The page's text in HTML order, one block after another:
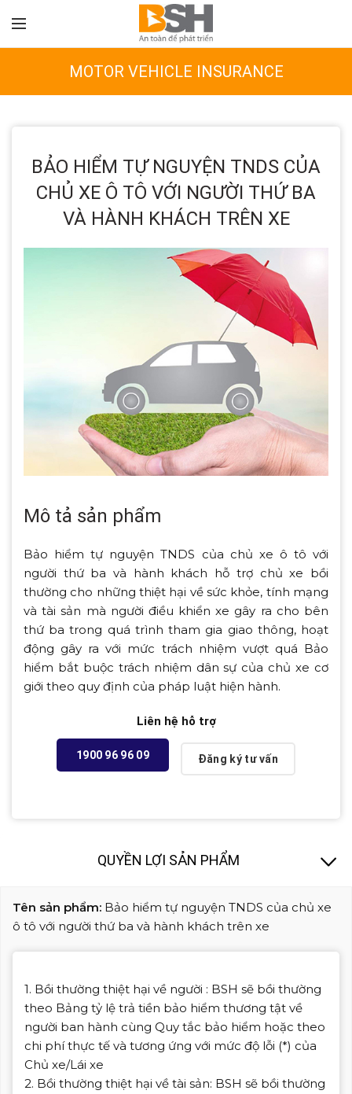
MOTOR VEHICLE INSURANCE
BẢO HIỂM TỰ NGUYỆN TNDS CỦA
CHỦ XE Ô TÔ VỚI NGƯỜI THỨ BA
VÀ HÀNH KHÁCH TRÊN XE
Mô tả sản phẩm
Bảo hiểm tự nguyện TNDS của chủ xe ô tô với
người thứ ba và hành khách hỗ trợ chủ xe bồi
thường cho những thiệt hại về sức khỏe, tính mạng
và tài sản mà người điều khiển xe gây ra cho bên
thứ ba trong quá trình tham gia giao thông, hoạt
động gây ra với mức trách nhiệm vượt quá Bảo
hiểm bắt buộc trách nhiệm dân sự của chủ xe cơ
giới theo quy định của pháp luật hiện hành.
Liên hệ hỗ trợ
1900 96 96 09 Đăng ký tư vấn
QUYỀN LỢI SẢN PHẨM
Tên sản phẩm: Bảo hiểm tự nguyện TNDS của chủ xe
ô tô với người thứ ba và hành khách trên xe
1. Bồi thường thiệt hại về người : BSH sẽ bồi thường
theo Bảng tỷ lệ trả tiền bảo hiểm thương tật về
người ban hành cùng Quy tắc bảo hiểm hoặc theo
chi phí thực tế và tương ứng với mức độ lỗi (*) của
Chủ xe/Lái xe
2. Bồi thường thiệt hại về tài sản: BSH sẽ bồi thường